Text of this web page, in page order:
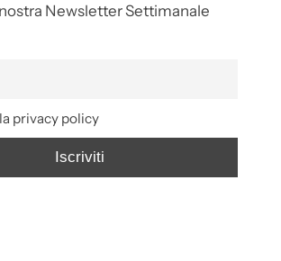
Newsletter Settimanale
privacy policy